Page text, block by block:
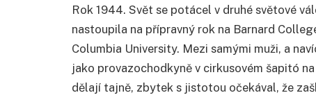
Rok 1944. Svět se potácel v druhé světové
nastoupila na přípravný rok na Barnard
Columbia University. Mezi samými muži, a
jako provazochodkyně v cirkusovém šapitó
dělají tajně, zbytek s jistotou očekával, že